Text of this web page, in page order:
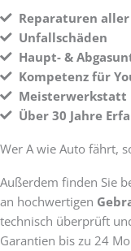
Reparaturen
Unfallschäden
Haupt- &
Kompetenz für
Meisterwerkstatt
Über 30 Jahre
Wer A wie Auto fährt,
Außerdem finden Sie
an hochwertigen
technisch überprüft
Garantien bis zu 24